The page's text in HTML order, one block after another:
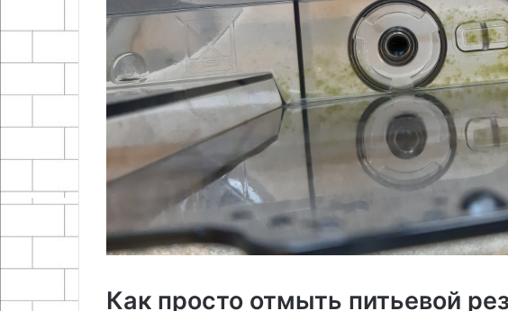
Как просто отмыть питьевой